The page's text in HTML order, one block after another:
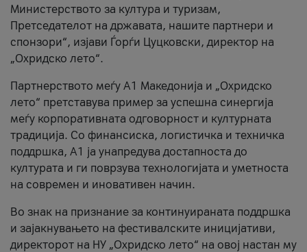
Министерството за култура и туризам,
Претседателот на државата, нашите партнери и
спонзори“, изјави Ѓорѓи Цуцковски, директор на
„Охридско лето“.
Партнерството меѓу A1 Македонија и „Охридско
лето“ претставува пример за успешна синергија
меѓу корпоративната одговорност и културната
традиција. Со финансиска, логистичка и техничка
поддршка, A1 ја унапредува достапноста до
културата и ги поврзува технологијата и уметноста
на современ и иновативен начин.
Во знак на признание за континуираната поддршка
и зајакнувањето на фестивалските иницијативи,
директорот на НУ „Охридско лето“ на овој настан му